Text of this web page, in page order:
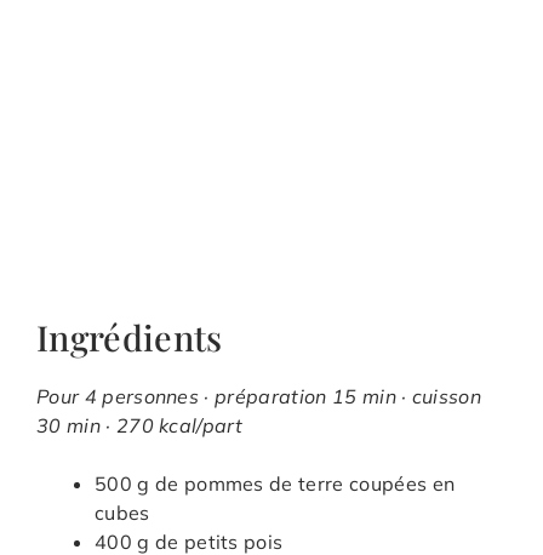
Ingrédients
Pour 4 personnes · préparation 15 min · cuisson
30 min · 270 kcal/part
500 g de pommes de terre coupées en
cubes
400 g de petits pois